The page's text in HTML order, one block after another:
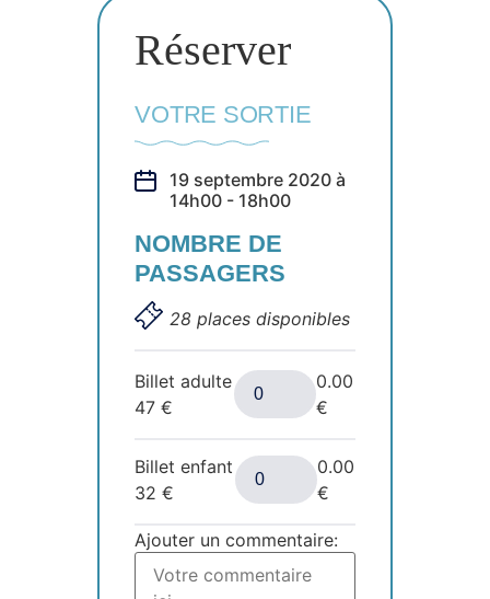
Réserver
VOTRE SORTIE
19 septembre 2020 à
14h00 - 18h00
NOMBRE DE
PASSAGERS
28 places disponibles
Billet adulte
47€
0.00
€
Billet enfant
32€
0.00
€
Ajouter un commentaire: